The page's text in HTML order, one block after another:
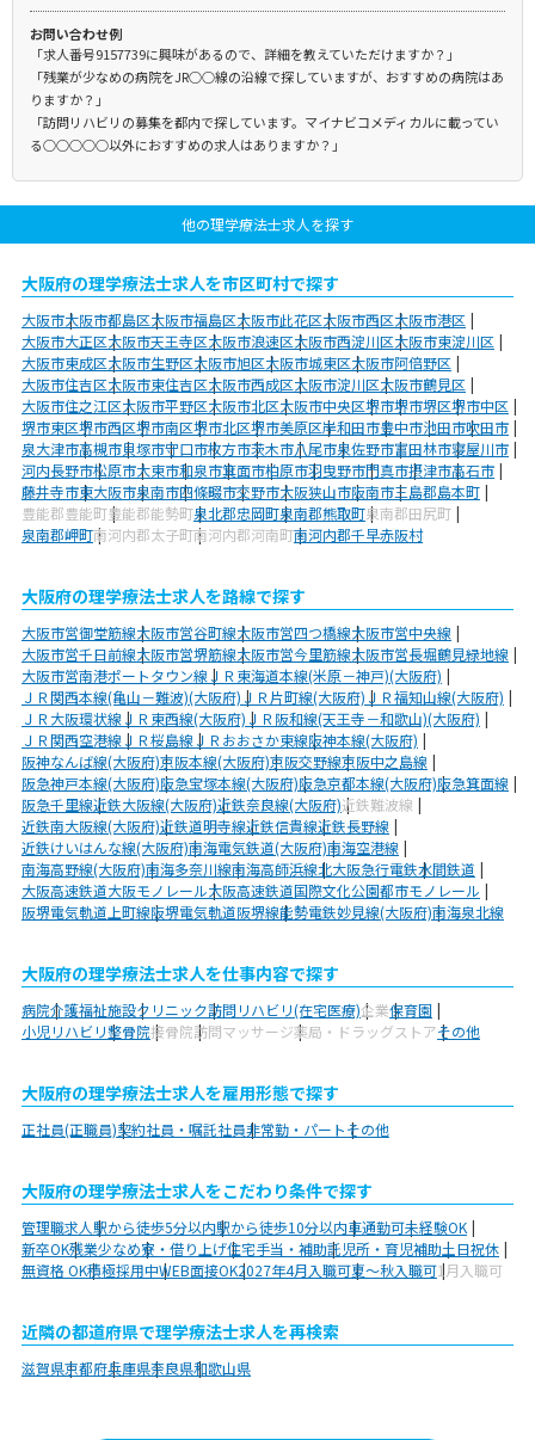
お問い合わせ例
「求人番号9157739に興味があるので、詳細を教えていただけますか？」
「残業が少なめの病院をJR○○線の沿線で探していますが、おすすめの病院はあ
りますか？」
「訪問リハビリの募集を都内で探しています。マイナビコメディカルに載ってい
る○○○○○以外におすすめの求人はありますか？」
他の理学療法士求人を探す
大阪府の理学療法士求人を市区町村で探す
大阪市大阪市都島区大阪市福島区大阪市此花区大阪市西区大阪市港区
大阪市大正区大阪市天王寺区大阪市浪速区大阪市西淀川区大阪市東淀川区
大阪市東成区大阪市生野区大阪市旭区大阪市城東区大阪市阿倍野区
大阪市住吉区大阪市東住吉区大阪市西成区大阪市淀川区大阪市鶴見区
大阪市住之江区大阪市平野区大阪市北区大阪市中央区堺市堺市堺区堺市中区
堺市東区堺市西区堺市南区堺市北区堺市美原区岸和田市豊中市池田市吹田市
泉大津市高槻市貝塚市守口市枚方市茨木市八尾市泉佐野市富田林市寝屋川市
河内長野市松原市大東市和泉市箕面市柏原市羽曳野市門真市摂津市高石市
藤井寺市東大阪市泉南市四條畷市交野市大阪狭山市阪南市三島郡島本町
豊能郡豊能町豊能郡能勢町泉北郡忠岡町泉南郡熊取町泉南郡田尻町
泉南郡岬町南河内郡太子町南河内郡河南町南河内郡千早赤阪村
大阪府の理学療法士求人を路線で探す
大阪市営御堂筋線大阪市営谷町線大阪市営四つ橋線大阪市営中央線
大阪市営千日前線大阪市営堺筋線大阪市営今里筋線大阪市営長堀鶴見緑地線
大阪市営南港ポートタウン線ＪＲ東海道本線(米原－神戸)(大阪府)
ＪＲ関西本線(亀山－難波)(大阪府)ＪＲ片町線(大阪府)ＪＲ福知山線(大阪府)
ＪＲ大阪環状線ＪＲ東西線(大阪府)ＪＲ阪和線(天王寺－和歌山)(大阪府)
ＪＲ関西空港線ＪＲ桜島線ＪＲおおさか東線阪神本線(大阪府)
阪神なんば線(大阪府)京阪本線(大阪府)京阪交野線京阪中之島線
阪急神戸本線(大阪府)阪急宝塚本線(大阪府)阪急京都本線(大阪府)阪急箕面線
阪急千里線近鉄大阪線(大阪府)近鉄奈良線(大阪府)近鉄難波線
近鉄南大阪線(大阪府)近鉄道明寺線近鉄信貴線近鉄長野線
近鉄けいはんな線(大阪府)南海電気鉄道(大阪府)南海空港線
南海高野線(大阪府)南海多奈川線南海高師浜線北大阪急行電鉄水間鉄道
大阪高速鉄道大阪モノレール大阪高速鉄道国際文化公園都市モノレール
阪堺電気軌道上町線阪堺電気軌道阪堺線能勢電鉄妙見線(大阪府)南海泉北線
大阪府の理学療法士求人を仕事内容で探す
病院介護福祉施設クリニック訪問リハビリ(在宅医療)企業保育園
小児リハビリ整骨院接骨院訪問マッサージ薬局・ドラッグストアその他
大阪府の理学療法士求人を雇用形態で探す
正社員(正職員)契約社員・嘱託社員非常勤・パートその他
大阪府の理学療法士求人をこだわり条件で探す
管理職求人駅から徒歩5分以内駅から徒歩10分以内車通勤可未経験OK
新卒OK残業少なめ寮・借り上げ住宅手当・補助託児所・育児補助土日祝休
無資格 OK積極採用中WEB面接OK2027年4月入職可夏～秋入職可1月入職可
近隣の都道府県で理学療法士求人を再検索
滋賀県京都府兵庫県奈良県和歌山県